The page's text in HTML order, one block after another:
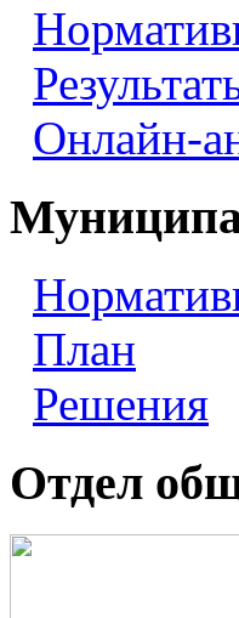
Онлайн-
План
Решения
Отдел